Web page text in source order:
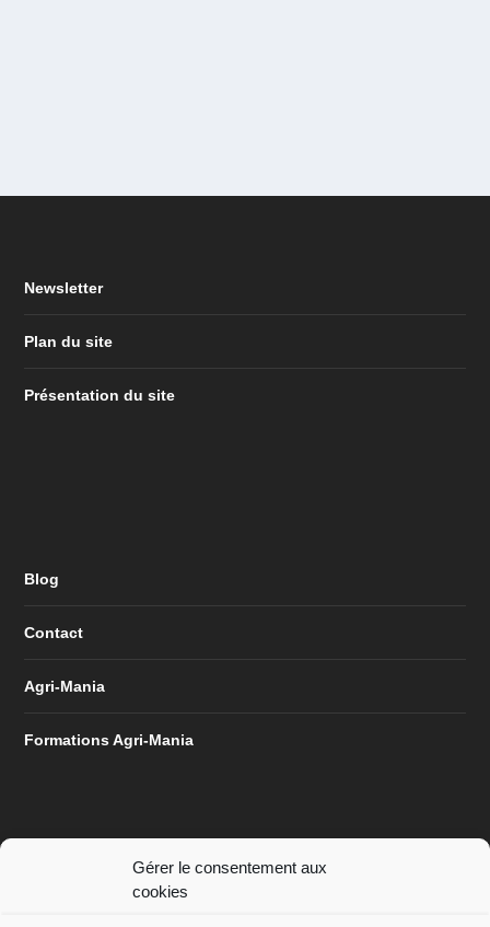
Gérer le consentement aux
cookies
Newsletter
Plan du site
Présentation du site
Blog
Contact
Agri-Mania
Formations Agri-Mania